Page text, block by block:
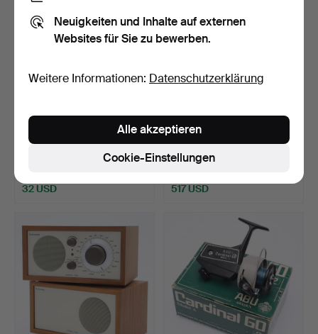
ANGELN.
Beendet 19. Feb 2024
32 USD
ANGELRUTE, ABU
Diplomat 662 Zoom und
Angel…
Beendet 19. Feb 2024
517 USD
Neuigkeiten und Inhalte auf externen
Websites für Sie zu bewerben.
Weitere Informationen: Datenschutzerklärung
Cookie-Einstellungen
Alle akzeptieren